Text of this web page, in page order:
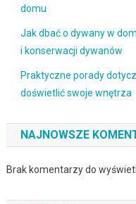
domu
Jak dbać o dywany w
i konserwacji dywanów
Praktyczne porady
doświetlić swoje wnętrza
NAJNOWSZE
Brak komentarzy do